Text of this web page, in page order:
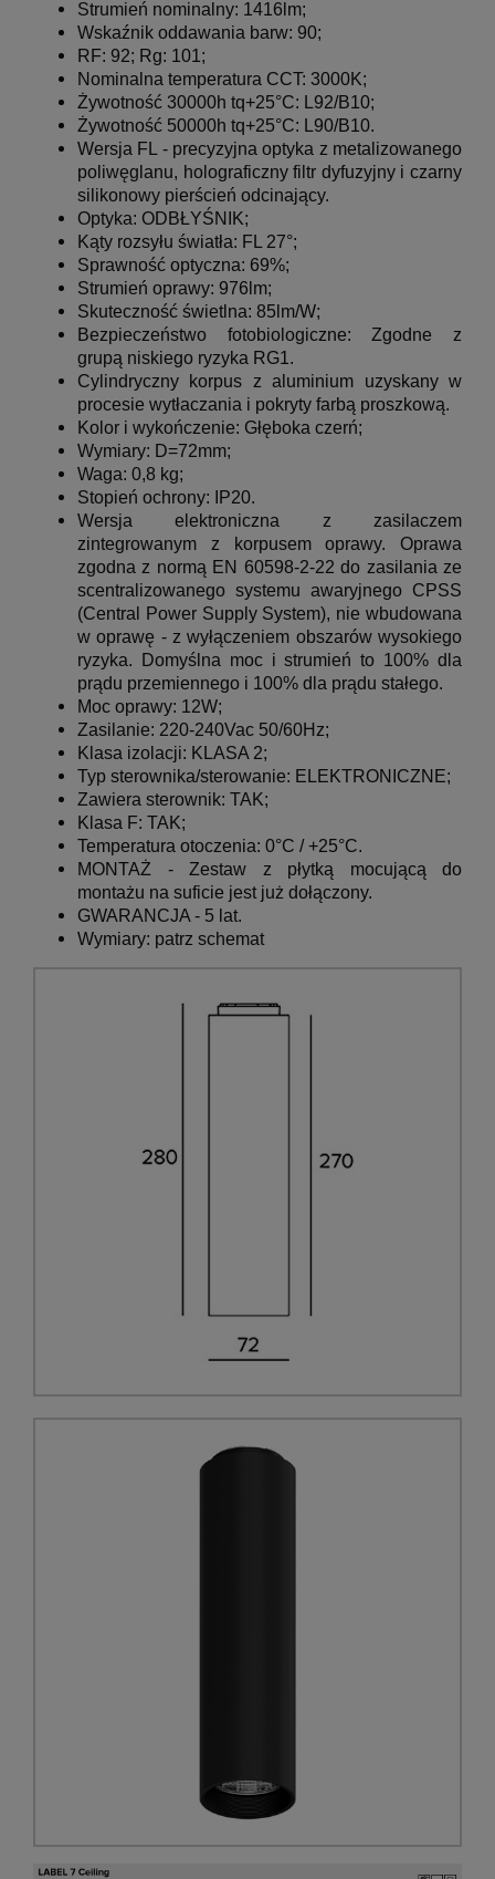
Strumień nominalny: 1416lm;
Wskaźnik oddawania barw: 90;
RF: 92; Rg: 101;
Nominalna temperatura CCT: 3000K;
Żywotność 30000h tq+25°C: L92/B10;
Żywotność 50000h tq+25°C: L90/B10.
Wersja FL - precyzyjna optyka z metalizowanego
poliwęglanu, holograficzny filtr dyfuzyjny i czarny
silikonowy pierścień odcinający.
Optyka: ODBŁYŚNIK;
Kąty rozsyłu światła: FL 27°;
Sprawność optyczna: 69%;
Strumień oprawy: 976lm;
Skuteczność świetlna: 85lm/W;
Bezpieczeństwo fotobiologiczne: Zgodne z
grupą niskiego ryzyka RG1.
Cylindryczny korpus z aluminium uzyskany w
procesie wytłaczania i pokryty farbą proszkową.
Kolor i wykończenie: Głęboka czerń;
Wymiary: D=72mm;
Waga: 0,8 kg;
Stopień ochrony: IP20.
Wersja elektroniczna z zasilaczem
zintegrowanym z korpusem oprawy.
Oprawa
zgodna z normą EN 60598-2-22 do zasilania ze
scentralizowanego systemu awaryjnego CPSS
(Central Power Supply System), nie wbudowana
w oprawę - z wyłączeniem obszarów wysokiego
ryzyka.
Domyślna moc i strumień to 100% dla
prądu przemiennego i 100% dla prądu stałego.
Moc oprawy: 12W;
Zasilanie: 220-240Vac 50/60Hz;
Klasa izolacji: KLASA 2;
Typ sterownika/sterowanie: ELEKTRONICZNE;
Zawiera sterownik: TAK;
Klasa F: TAK;
Temperatura otoczenia: 0°C / +25°C.
MONTAŻ - Zestaw z płytką mocującą do
montażu na suficie jest już dołączony.
GWARANCJA - 5 lat.
Wymiary: patrz schemat